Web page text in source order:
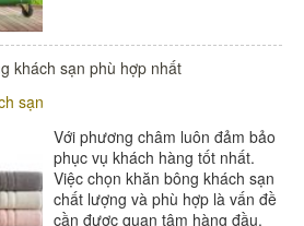
#thùng rác
khách sạn phù hợp nhất
sạn
Với phương châm luôn đảm bảo
phục vụ khách hàng tốt nhất.
Việc chọn khăn bông khách sạn
chất lượng và phù hợp là vấn đề
cần được quan tâm hàng đầu.